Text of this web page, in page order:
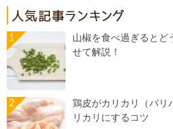
山椒を食べ過ぎるとど
せて解説！
鶏皮がカリカリ（パリ
リカリにするコツ